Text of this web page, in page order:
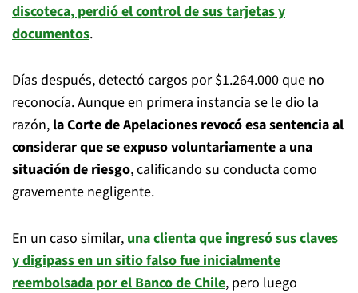
discoteca, perdió el control de sus tarjetas y
documentos.
Días después, detectó cargos por $1.264.000 que no
reconocía. Aunque en primera instancia se le dio la
razón, la Corte de Apelaciones revocó esa sentencia al
considerar que se expuso voluntariamente a una
situación de riesgo, calificando su conducta como
gravemente negligente.
En un caso similar, una clienta que ingresó sus claves
y digipass en un sitio falso fue inicialmente
reembolsada por el Banco de Chile, pero luego